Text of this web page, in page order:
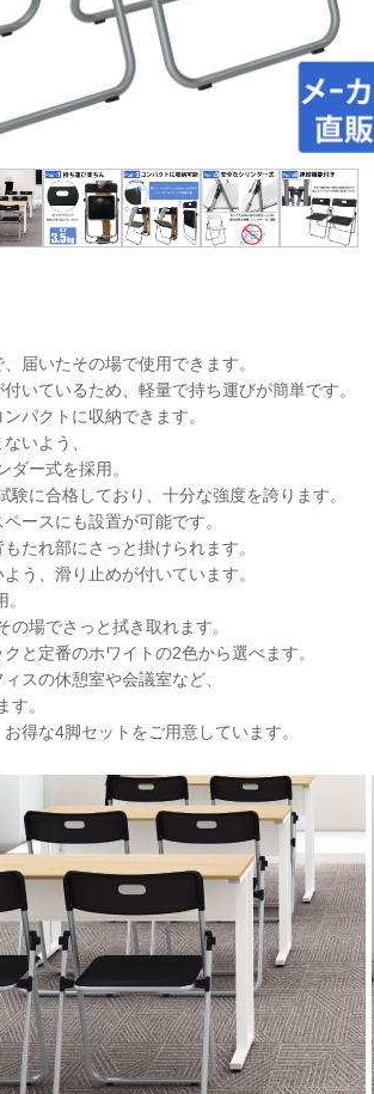
届いたその場で使用できます。
いているため、軽量で持ち運びが簡単です。
パクトに収納できます。
いよう、
ー式を採用。
験に合格しており、十分な強度を誇ります。
ースにも設置が可能です。
たれ部にさっと掛けられます。
う、滑り止めが付いています。
場でさっと拭き取れます。
と定番のホワイトの2色から選べます。
スの休憩室や会議室など、
。
得な4脚セットをご用意しています。